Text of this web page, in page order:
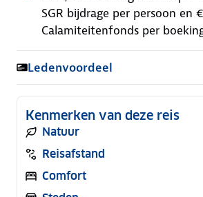
SGR bijdrage per persoon en
Calamiteitenfonds per
Ledenvoordeel
Kenmerken van deze reis
Natuur
Reisafstand
Comfort